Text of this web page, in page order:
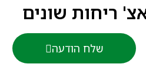
ריחות שונים
שלח הודעה